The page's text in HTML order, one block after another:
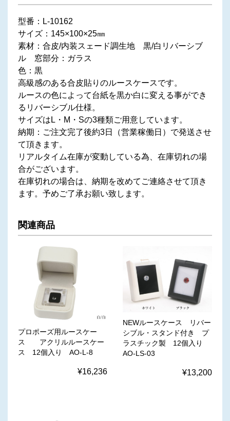
型番：L-10162
サイズ：145×100×25㎜
素材：合皮/内装スェード調生地 黒/白リバーシブ
ル 窓部分：ガラス
色：黒
高級感のある合皮貼りのルースケースです。
ルースの色によって台紙を黒か白に変える事ができ
るリバーシブル仕様。
サイズはL・M・Sの3種類ご用意しています。
納期：ご注文完了後約3日（営業稼働日）で発送させ
て頂きます。
リアルタイム在庫が変動している為、在庫切れの場
合がございます。
在庫切れの場合は、納期を改めてご連絡させて頂き
ます。予めご了承お願い致します。
関連商品
プロポーズ用ルースケー
ス アクリルルースケー
ス 12個入り AO-L-8
¥16,236
NEWルースケース リバー
シブル・スタンド付き プ
ラスチック製 12個入り
AO-LS-03
¥13,200